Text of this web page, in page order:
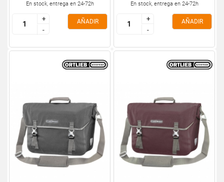
En stock, entrega en 24-72h
+
-
+
-
AÑADIR
En stock, entrega en 24-72h
+
-
+
-
AÑADIR